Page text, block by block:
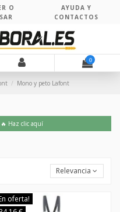
O
AYUDA Y
CONTACTOS
0
Mono y peto Lafont
🔥 Haz clic aquí
Relevancia
oferta!